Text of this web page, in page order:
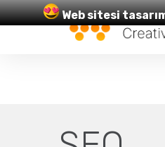
Web sitesi
Web Tasarımve